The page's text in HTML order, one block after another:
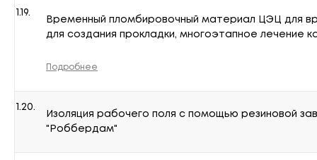
1.19.
Временный пломбировочный материал ЦЭЦ для
для создания прокладки, многоэтапное лечение
Подробнее
1.20.
Изоляция рабочего поля с помощью резиновой
"Роббердам"